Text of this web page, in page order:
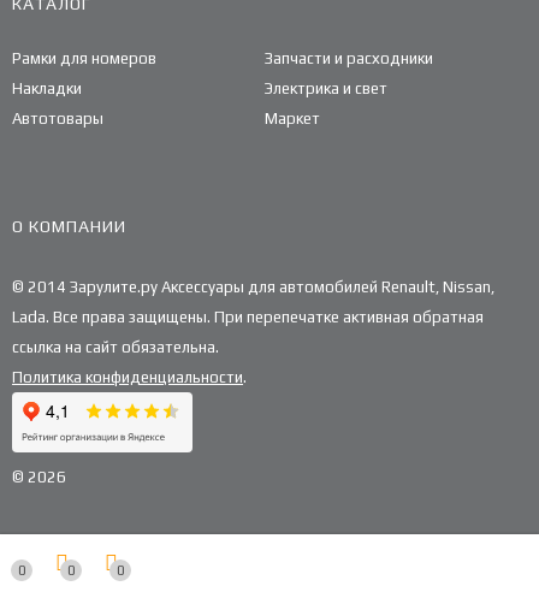
Рамки для номеров
Накладки
Автотовары
Запчасти и расходники
Электрика и свет
Маркет
О КОМПАНИИ
© 2014 Зарулите.ру Аксессуары для автомобилей Renault, Nissan,
Lada. Все права защищены. При перепечатке активная обратная
ссылка на сайт обязательна.
Политика конфиденциальности.
© 2026
0 0 0